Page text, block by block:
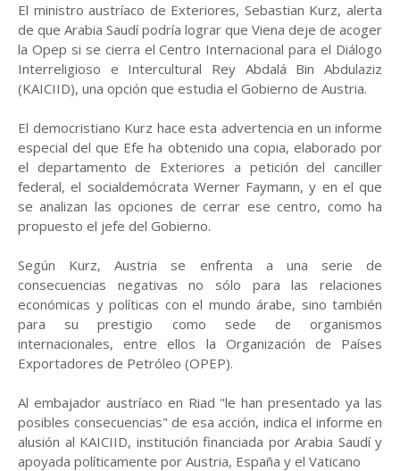
El ministro austríaco de Exteriores, Sebastian Kurz, alerta
de que Arabia Saudí podría lograr que Viena deje de acoger
la Opep si se cierra el Centro Internacional para el Diálogo
Interreligioso e Intercultural Rey Abdalá Bin Abdulaziz
(KAICIID), una opción que estudia el Gobierno de Austria.
El democristiano Kurz hace esta advertencia en un informe
especial del que Efe ha obtenido una copia, elaborado por
el departamento de Exteriores a petición del canciller
federal, el socialdemócrata Werner Faymann, y en el que
se analizan las opciones de cerrar ese centro, como ha
propuesto el jefe del Gobierno.
Según Kurz, Austria se enfrenta a una serie de
consecuencias negativas no sólo para las relaciones
económicas y políticas con el mundo árabe, sino también
para su prestigio como sede de organismos
internacionales, entre ellos la Organización de Países
Exportadores de Petróleo (OPEP).
Al embajador austríaco en Riad "le han presentado ya las
posibles consecuencias" de esa acción, indica el informe en
alusión al KAICIID, institución financiada por Arabia Saudí y
apoyada políticamente por Austria, España y el Vaticano